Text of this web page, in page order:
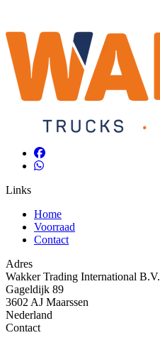
Links
Home
Voorraad
Contact
Adres
Wakker Trading International B.V.
Gageldijk 89
3602 AJ Maarssen
Nederland
Contact